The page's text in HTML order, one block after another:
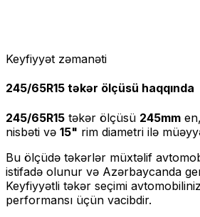
Keyfiyyət zəmanəti
245/65R15 təkər ölçüsü haqqında
245/65R15 təkər ölçüsü 245mm en,
nisbəti və 15" rim diametri ilə
Bu ölçüdə təkərlər müxtəlif
istifadə olunur və Azərbaycanda
Keyfiyyətli təkər seçimi
performansı üçün vacibdir.